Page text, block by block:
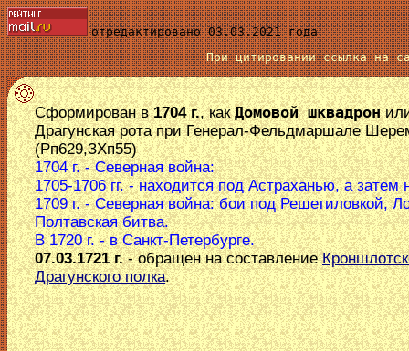
отредактировано 03.03.2021 года
При цитировании ссылка на
Сформирован в1704 г., какДомовой шквадрон
Драгунская рота при Генерал-Фельдмаршале
(Рп629,ЗХп55)
1704 г. - Северная война:
1705-1706 гг. - находится под Астраханью, а затем
1709 г. - Северная война: бои под Решетиловкой,
Полтавская битва.
В 1720 г. - в Санкт-Петербурге.
07.03.1721 г.- обращен на составление
Драгунского полка.